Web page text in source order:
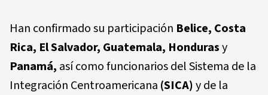
Han confirmado su participación Belice, Costa
Rica, El Salvador, Guatemala, Hondurasy
Panamá, así como funcionarios del Sistema de la
Integración Centroamericana (SICA)y de la